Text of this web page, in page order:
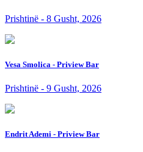
Prishtinë - 8 Gusht, 2026
Vesa Smolica - Priview Bar
Prishtinë - 9 Gusht, 2026
Endrit Ademi - Priview Bar